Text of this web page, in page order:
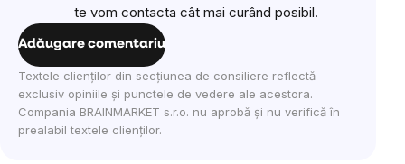
te vom contacta cât mai curând posibil.
Adăugare comentariu
Textele clienților din secțiunea de consiliere reflectă
exclusiv opiniile și punctele de vedere ale acestora.
Compania BRAINMARKET s.r.o. nu aprobă și nu verifică în
prealabil textele clienților.